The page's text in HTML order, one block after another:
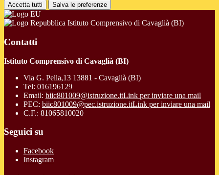
Accetta tutti Salva le preferenze
Istituto Comprensivo di Cavaglià (BI)
Contatti
Istituto Comprensivo di Cavaglià (BI)
Via G. Pella,13 13881 - Cavaglià (BI)
Tel: 016196129
Email: biic801009@istruzione.itLink per inviare una mail
PEC: biic801009@pec.istruzione.itLink per inviare una mail
C.F.: 81065810020
Seguici su
Facebook
Instagram